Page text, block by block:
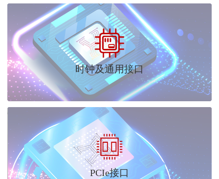
时钟及通用接口
PCIe接口